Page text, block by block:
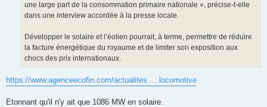
une large part de la consommation primaire nationale », précise-t-elle
dans une interview accordée à la presse locale.
Développer le solaire et l’éolien pourrait, à terme, permettre de réduire
la facture énergétique du royaume et de limiter son exposition aux
chocs des prix internationaux.
https://www.agenceecofin.com/actualites ... locomotive
Etonnant qu'il n'y ait que 1086 MW en solaire.